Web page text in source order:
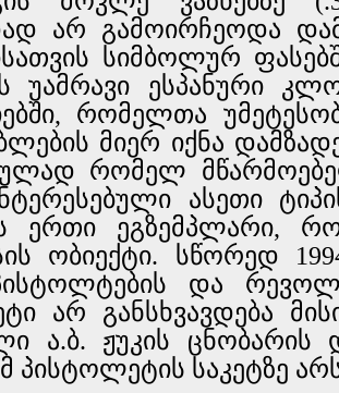
არ გამოირჩეოდა
სიმბოლურ
უამრავი ესპანური
რომელთა
მიერ იქნა
რომელ
ასეთი
ერთი ეგზემპლარი,
ობიექტი. სწორედ
და
არ განსხვავდება
ა.ბ. ჟუკის ცნობარის
პისტოლეტის საკეტზე